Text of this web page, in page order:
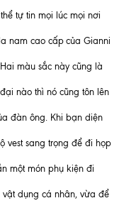
tự tin mọi lúc mọi nơi
nam cao cấp của Gianni
màu sắc này cũng là
nào thì nó cũng tôn lên
đàn ông. Khi bạn diện
vest sang trọng để đi họp
một món phụ kiện đi
dụng cá nhân, vừa để